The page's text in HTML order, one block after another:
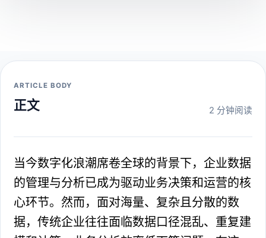
ARTICLE BODY
正文 2 分钟阅读
当今数字化浪潮席卷全球的背景下，企业数据
的管理与分析已成为驱动业务决策和运营的核
心环节。然而，面对海量、复杂且分散的数
据，传统企业往往面临数据口径混乱、重复建